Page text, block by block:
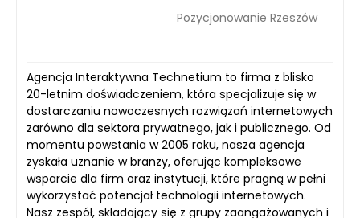
Pozycjonowanie Rzeszów
Agencja Interaktywna Technetium to firma z blisko
20-letnim doświadczeniem, która specjalizuje się w
dostarczaniu nowoczesnych rozwiązań internetowych
zarówno dla sektora prywatnego, jak i publicznego. Od
momentu powstania w 2005 roku, nasza agencja
zyskała uznanie w branży, oferując kompleksowe
wsparcie dla firm oraz instytucji, które pragną w pełni
wykorzystać potencjał technologii internetowych.
Nasz zespół, składający się z grupy zaangażowanych i